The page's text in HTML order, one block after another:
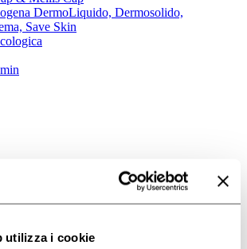
utilizza i cookie
DermoLiquido, Dermosolido,
Save Skin